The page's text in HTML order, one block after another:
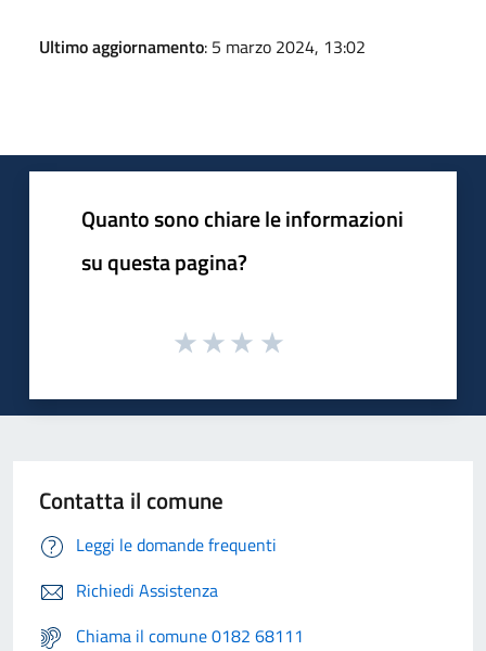
Ultimo aggiornamento: 5 marzo 2024, 13:02
Quanto sono chiare le informazioni
su questa pagina?
Contatta il comune
Leggi le domande frequenti
Richiedi Assistenza
Chiama il comune 0182 68111